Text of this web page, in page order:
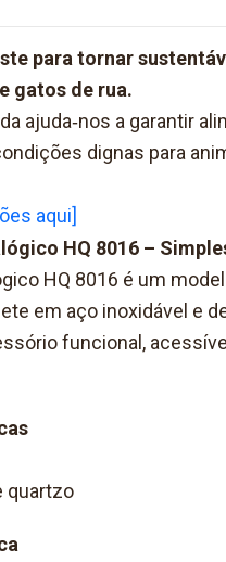
para tornar
gatos de rua.
ajuda‑nos a garantir
dignas para
aqui]
HQ 8016 –
HQ 8016 é um
em aço inoxidável e
funcional,
quartzo